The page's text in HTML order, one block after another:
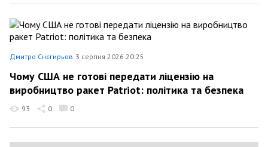
Дмитро Снєгирьов 3 серпня 2026 20:25
Чому США не готові передати ліцензію на
виробництво ракет Patriot: політика та безпека
93 0 0